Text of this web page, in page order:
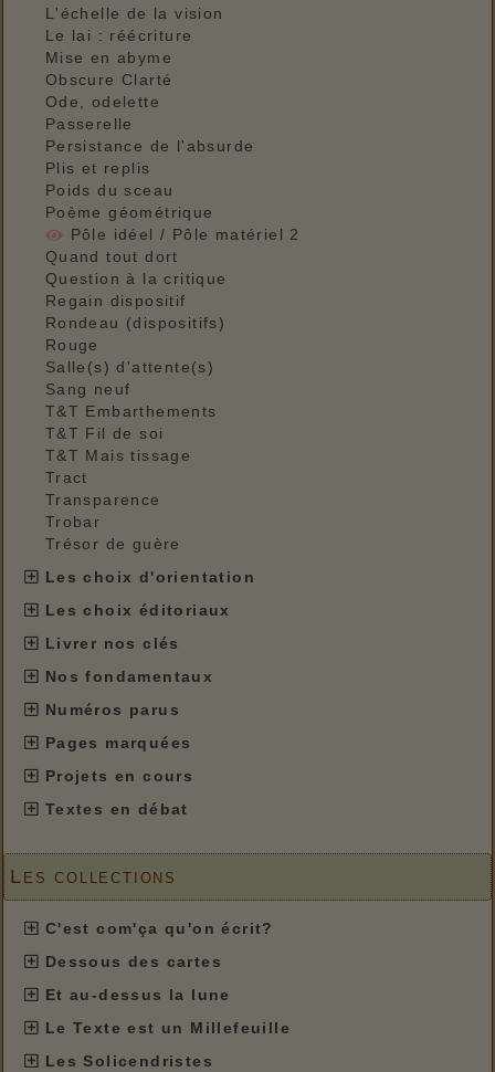
L'échelle de la vision
Le lai : réécriture
Mise en abyme
Obscure Clarté
Ode, odelette
Passerelle
Persistance de l'absurde
Plis et replis
Poids du sceau
Poème géométrique
Pôle idéel / Pôle matériel 2
Quand tout dort
Question à la critique
Regain dispositif
Rondeau (dispositifs)
Rouge
Salle(s) d'attente(s)
Sang neuf
T&T Embarthements
T&T Fil de soi
T&T Mais tissage
Tract
Transparence
Trobar
Trésor de guère
Les choix d'orientation
Les choix éditoriaux
Livrer nos clés
Nos fondamentaux
Numéros parus
Pages marquées
Projets en cours
Textes en débat
Les collections
C'est com'ça qu'on écrit?
Dessous des cartes
Et au-dessus la lune
Le Texte est un Millefeuille
Les Solicendristes